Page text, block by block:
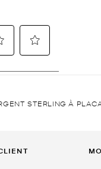
STERLING À